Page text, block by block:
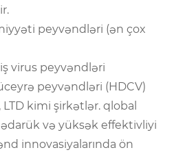
peyvəndləri (ən çox
virus peyvəndləri
peyvəndləri (HDCV)
LTD kimi şirkətlər. qlobal
tədarük və yüksək effektivliyi
innovasiyalarında ön